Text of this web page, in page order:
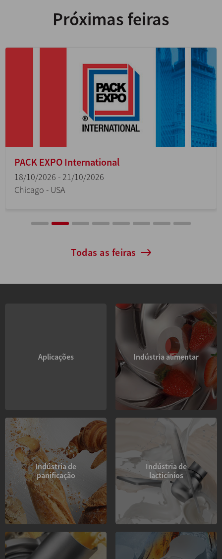
Próximas feiras
PACK EXPO International
18/10/2026 - 21/10/2026
Chicago - USA
Todas as feiras
Aplicações Indústria alimentar
Indústria de
panificação
Indústria de
lacticínios